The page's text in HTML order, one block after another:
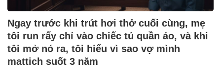
Ngay trước khi trút hơi thở cuối cùng, mẹ
tôi run rẩy chỉ vào chiếc tủ quần áo, và khi
tôi mở nó ra, tôi hiểu vì sao vợ mình
mattich suốt 3 năm